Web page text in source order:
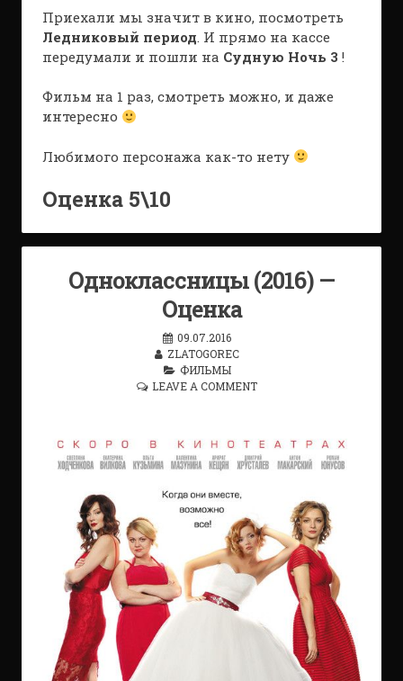
Приехали мы значит в кино, посмотреть
Ледниковый период . И прямо на кассе
передумали и пошли на Судную Ночь 3 !
Фильм на 1 раз, смотреть можно, и даже
интересно
Любимого персонажа как-то нету
Оценка 5\10
Одноклассницы (2016) —
Оценка
09.07.2016
ZLATOGOREC
ФИЛЬМЫ
LEAVE A COMMENT